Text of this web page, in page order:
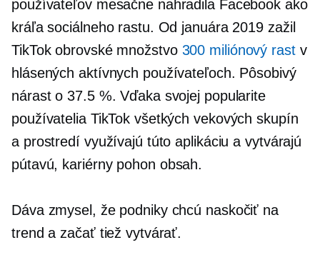
používateľov mesačne nahradila Facebook ako
kráľa sociálneho rastu. Od januára 2019 zažil
TikTok obrovské množstvo 300 miliónový rastv
hlásených aktívnych používateľoch. Pôsobivý
nárast o 37.5 %. Vďaka svojej popularite
používatelia TikTok všetkých vekových skupín
a prostredí využívajú túto aplikáciu a vytvárajú
pútavú, kariérny pohon obsah.
Dáva zmysel, že podniky chcú naskočiť na
trend a začať tiež vytvárať.